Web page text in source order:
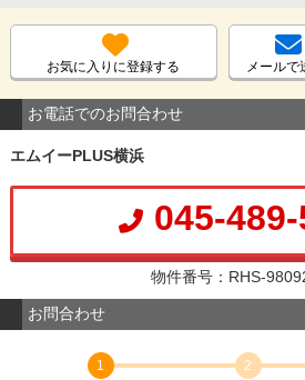
お気に入りに登録する メールで
お電話でのお問合わせ
エムイーPLUS横浜
045-
物件番号：RHS-
お問合わせ
1
2